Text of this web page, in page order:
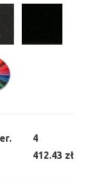
4
412.43 zł